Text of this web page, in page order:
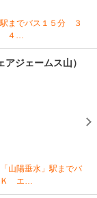
までバス１５分 ３
４…
ジェームス山）
山陽垂水」駅までバ
Ｋ エ…